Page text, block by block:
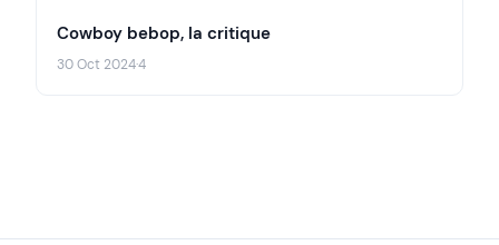
Cowboy bebop, la critique
30 Oct 2024·4